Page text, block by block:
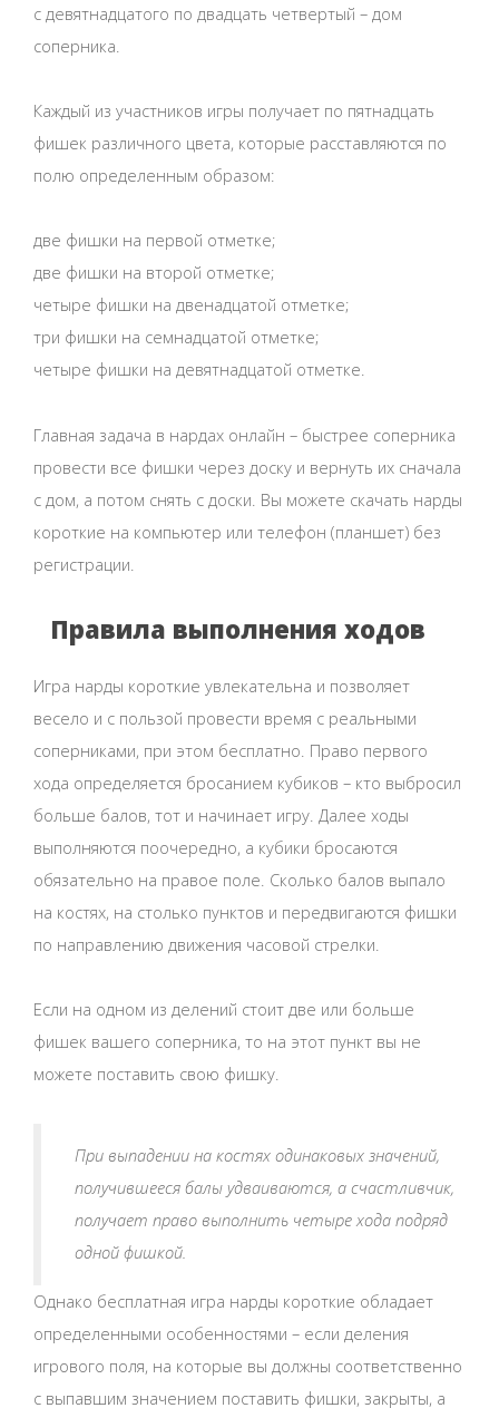
с девятнадцатого по двадцать четвертый – дом
соперника.
Каждый из участников игры получает по пятнадцать
фишек различного цвета, которые расставляются по
полю определенным образом:
две фишки на первой отметке;
две фишки на второй отметке;
четыре фишки на двенадцатой отметке;
три фишки на семнадцатой отметке;
четыре фишки на девятнадцатой отметке.
Главная задача в нардах онлайн – быстрее соперника
провести все фишки через доску и вернуть их сначала
с дом, а потом снять с доски. Вы можете скачать нарды
короткие на компьютер или телефон (планшет) без
регистрации.
Правила выполнения ходов
Игра нарды короткие увлекательна и позволяет
весело и с пользой провести время с реальными
соперниками, при этом бесплатно. Право первого
хода определяется бросанием кубиков – кто выбросил
больше балов, тот и начинает игру. Далее ходы
выполняются поочередно, а кубики бросаются
обязательно на правое поле. Сколько балов выпало
на костях, на столько пунктов и передвигаются фишки
по направлению движения часовой стрелки.
Если на одном из делений стоит две или больше
фишек вашего соперника, то на этот пункт вы не
можете поставить свою фишку.
При выпадении на костях одинаковых значений,
получившееся балы удваиваются, а счастливчик,
получает право выполнить четыре хода подряд
одной фишкой.
Однако бесплатная игра нарды короткие обладает
определенными особенностями – если деления
игрового поля, на которые вы должны соответственно
с выпавшим значением поставить фишки, закрыты, а